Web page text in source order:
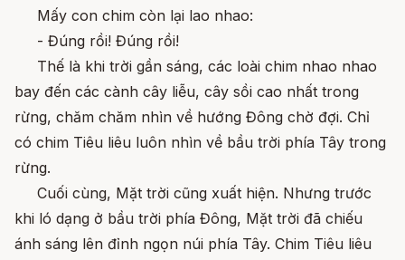
Mấy con chim còn lại lao nhao:
- Đúng rồi! Đúng rồi!
Thế là khi trời gần sáng, các loài chim nhao nhao
bay đến các cành cây liễu, cây sồi cao nhất trong
rừng, chăm chăm nhìn về hướng Đông chờ đợi. Chỉ
có chim Tiêu liêu luôn nhìn về bầu trời phía Tây trong
rừng.
Cuối cùng, Mặt trời cũng xuất hiện. Nhưng trước
khi ló dạng ở bầu trời phía Đông, Mặt trời đã chiếu
ánh sáng lên đỉnh ngọn núi phía Tây. Chim Tiêu liêu